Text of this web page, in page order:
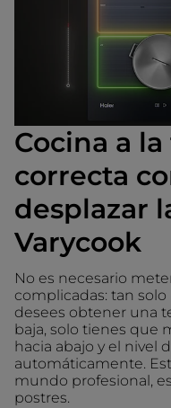
Cocina a
correcta
desplazar
Varycook
No es necesario
complicadas: tan
desees obtener una
baja, solo tienes que
hacia abajo y el nivel
automáticamente.
mundo profesional,
postres.